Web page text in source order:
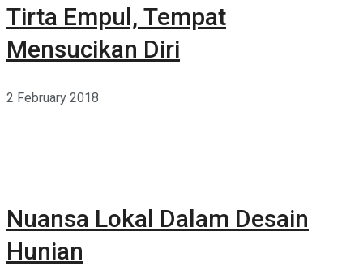
Tirta Empul, Tempat
Mensucikan Diri
2 February 2018
Nuansa Lokal Dalam Desain
Hunian